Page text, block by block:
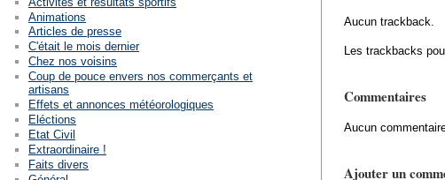
Aucun trackback.
Les trackbacks
Commentaires
Aucun
Ajouter un
Animations
Articles de presse
C'était le mois dernier
Chez nos voisins
Coup de pouce envers nos commerçants et
artisans
Effets et annonces météorologiques
Eléctions
Etat Civil
Extraordinaire !
Faits divers